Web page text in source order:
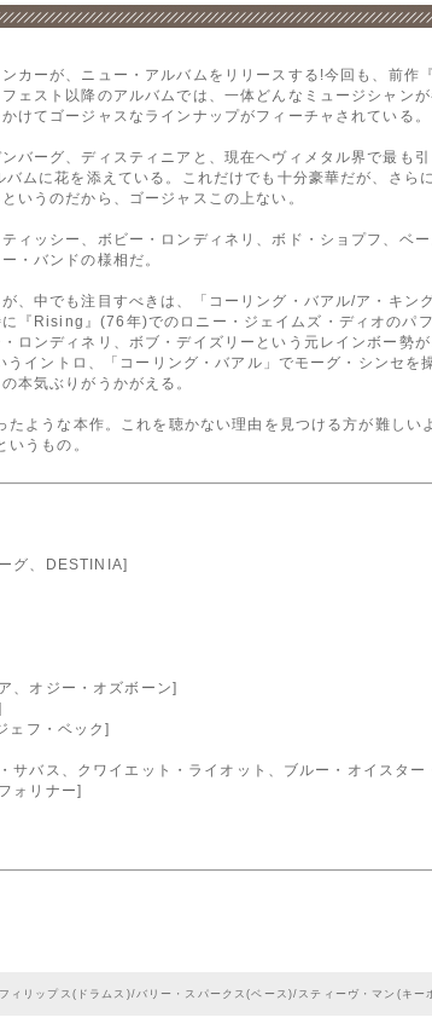
カーが、ニュー・アルバムをリリースする!今回も、前作
ェスト以降のアルバムでは、一体どんなミュージシャン
けてゴージャスなラインナップがフィーチャされている。
バーグ、ディスティニアと、現在ヘヴィメタル界で最も
ムに花を添えている。これだけでも十分豪華だが、さら
いうのだから、ゴージャスこの上ない。
ィッシー、ボビー・ロンディネリ、ボド・ショプフ、ベ
・バンドの様相だ。
、中でも注目すべきは、「コーリング・バアル/ア・キン
『Rising』(76年)でのロニー・ジェイムズ・ディオのパ
ロンディネリ、ボブ・デイズリーという元レインボー勢
イントロ、「コーリング・バアル」でモーグ・シンセを
本気ぶりがうかがえる。
ような本作。これを聴かない理由を見つける方が難しい
うもの。
グ、DESTINIA]
、オジー・オズボーン]
ェフ・ベック]
バス、クワイエット・ライオット、ブルー・オイスター
ォリナー]
ィリップス(ドラムス)/バリー・スパークス(ベース)/スティーヴ・マン(キ